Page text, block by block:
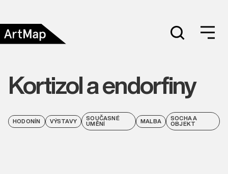
Kortizol a endorfiny
HODONÍN VÝSTAVY SOUČASNÉ
UMĚNÍ MALBA SOCHA A
OBJEKT